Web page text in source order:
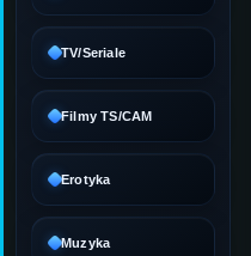
TV/Seriale
Filmy TS/CAM
Erotyka
Muzyka